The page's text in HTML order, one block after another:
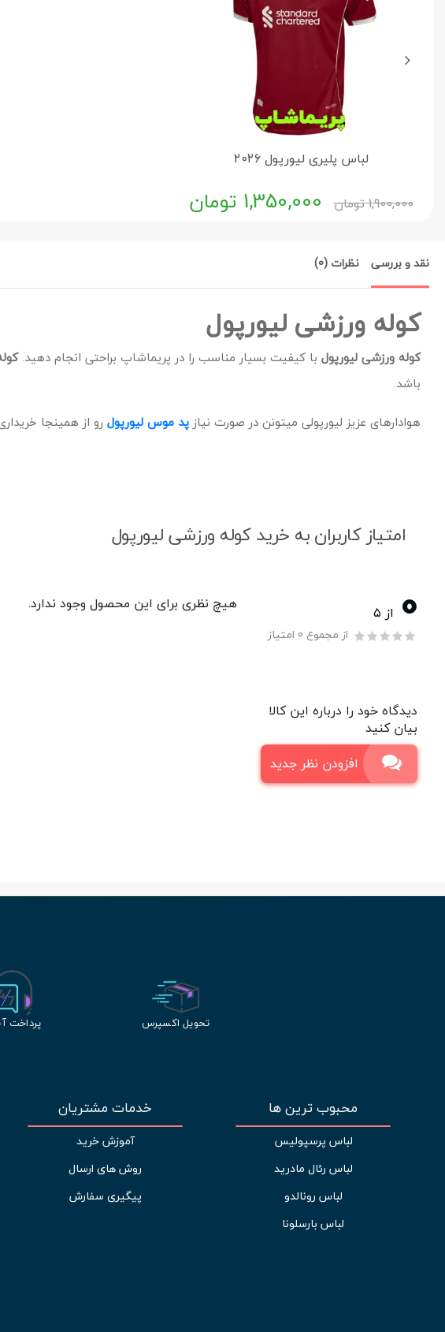
لباس پلیری لیورپول 2026
1,900,000تومان 1,350,000 تومان
نقد و بررسی نظرات (0)
کوله ورزشی لیورپول
کوله ورزشی لیورپول با کیفیت بسیار مناسب را در پریماشاپ براحتی انجام دهید.
باشد.
هوادارهای عزیز لیورپولی میتونن در صورت نیاز پد موس لیورپول رو از همینجا
امتیاز کاربران به خرید کوله ورزشی لیورپول
0 از ۵
از مجموع 0 امتیاز
دیدگاه خود را درباره این کالا
بیان کنید
افزودن نظر جدید
هیچ نظری برای این محصول وجود ندارد.
تحویل اکسپرس پرداخت
محبوب ترین ها
لباس پرسپولیس
لباس رئال مادرید
لباس رونالدو
لباس بارسلونا
خدمات مشتریان
آموزش خرید
روش های ارسال
پیگیری سفارش